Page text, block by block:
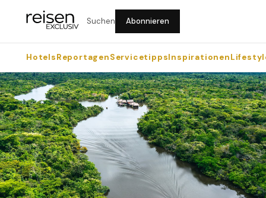
Suchen Abonnieren
HotelsReportagenServicetippsInspirationen